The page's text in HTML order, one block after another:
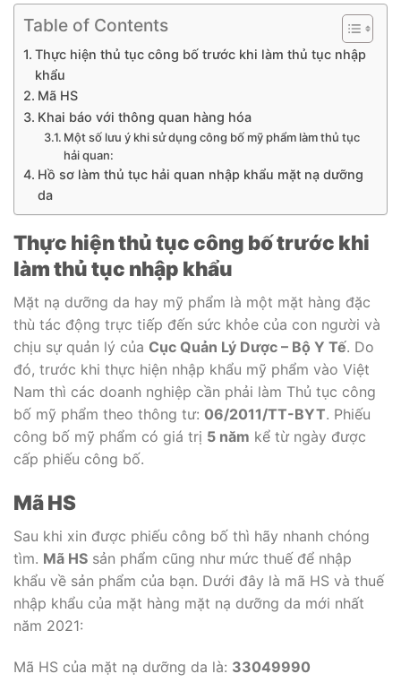
Table of Contents
Thực hiện thủ tục công bố trước khi làm thủ tục nhập
khẩu
Mã HS
Khai báo với thông quan hàng hóa
Một số lưu ý khi sử dụng công bố mỹ phẩm làm thủ tục
hải quan:
Hồ sơ làm thủ tục hải quan nhập khẩu mặt nạ dưỡng
da
Thực hiện thủ tục công bố trước khi
làm thủ tục nhập khẩu
Mặt nạ dưỡng da hay mỹ phẩm là một mặt hàng đặc
thù tác động trực tiếp đến sức khỏe của con người và
chịu sự quản lý của Cục Quản Lý Dược – Bộ Y Tế. Do
đó, trước khi thực hiện nhập khẩu mỹ phẩm vào Việt
Nam thì các doanh nghiệp cần phải làm Thủ tục công
bố mỹ phẩm theo thông tư: 06/2011/TT-BYT. Phiếu
công bố mỹ phẩm có giá trị 5 năm kể từ ngày được
cấp phiếu công bố.
Mã HS
Sau khi xin được phiếu công bố thì hãy nhanh chóng
tìm. Mã HS sản phẩm cũng như mức thuế để nhập
khẩu về sản phẩm của bạn. Dưới đây là mã HS và thuế
nhập khẩu của mặt hàng mặt nạ dưỡng da mới nhất
năm 2021:
Mã HS của mặt nạ dưỡng da là: 33049990